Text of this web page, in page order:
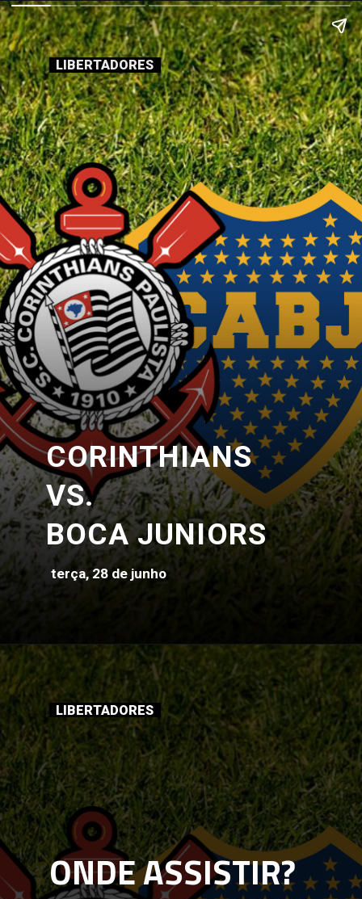
LIBERTADORES
CORINTHIANS
VS.
BOCA JUNIORS
terça, 28 de junho
LIBERTADORES
ONDE ASSISTIR?